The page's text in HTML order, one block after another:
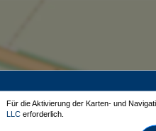
Für die Aktivierung der Karten- und
LLC erforderlich.